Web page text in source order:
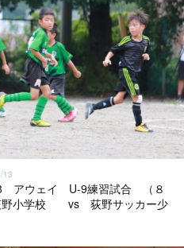
13
アウェイ U-9練習試合 （８
小学校 vs 荻野サッカー少